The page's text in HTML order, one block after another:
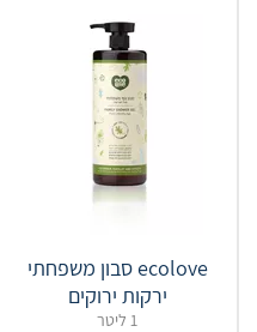
ecolove סבון משפחתי
ירקות ירוקים
1 ליטר